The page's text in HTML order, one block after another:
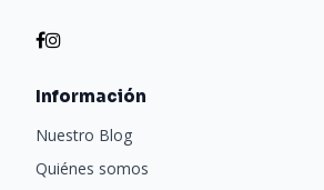
Información
Nuestro Blog
Quiénes somos